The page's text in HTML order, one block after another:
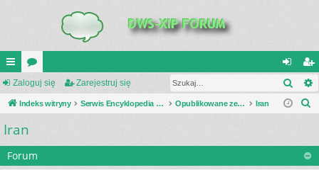
UI
C
K
_L
IN
or
a
al
og
si
ę
ar
ej
tru
j
Zaloguj się Zarejestruj się
Indeks witryny Serwis Encyklopedia Uzbrojenia Opublikowane zestawienia Iran
a
Iran
Forum